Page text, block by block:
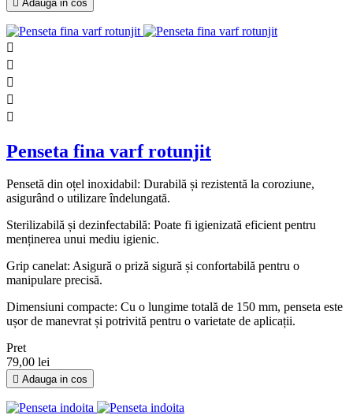
Adauga in cos





Penseta fina varf rotunjit
Pensetă din oțel inoxidabil: Durabilă și rezistentă la coroziune,
asigurând o utilizare îndelungată.
Sterilizabilă și dezinfectabilă: Poate fi igienizată eficient pentru
menținerea unui mediu igienic.
Grip canelat: Asigură o priză sigură și confortabilă pentru o
manipulare precisă.
Dimensiuni compacte: Cu o lungime totală de 150 mm, penseta este
ușor de manevrat și potrivită pentru o varietate de aplicații.
Pret
79,00 lei
 Adauga in cos